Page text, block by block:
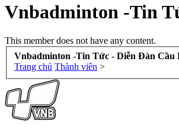
Vnbadminton -Tin
This member does not have any content.
Vnbadminton -Tin Tức - Diễn Đàn Cầu
Trang chủ Thành viên >